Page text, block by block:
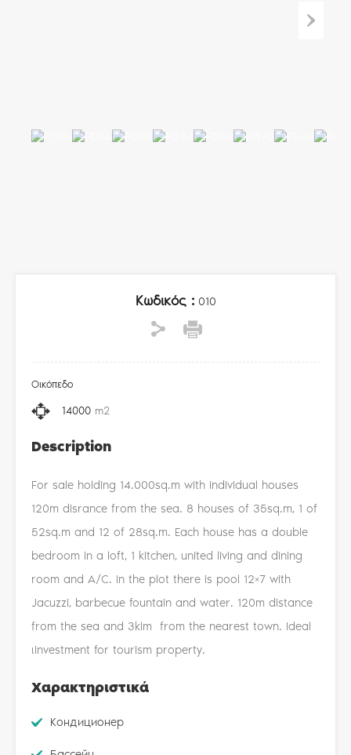
Κωδικός :010
Οικόπεδο
14000 m2
Description
For sale holding 14.000sq.m with individual houses
120m disrance from the sea. 8 houses of 35sq.m, 1 of
52sq.m and 12 of 28sq.m. Each house has a double
bedroom in a loft, 1 kitchen, united living and dining
room and A/C. In the plot there is pool 12×7 with
Jacuzzi, barbecue fountain and water. 120m distance
from the sea and 3klm from the nearest town. Ideal
ιinvestment for tourism property.
Χαρακτηριστικά
Kондиционер